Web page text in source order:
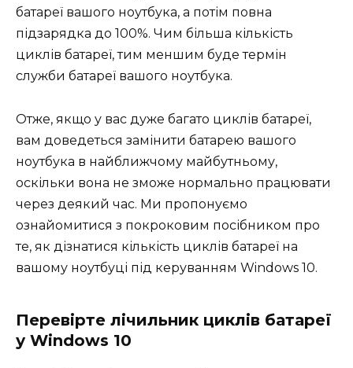
батареї вашого ноутбука, а потім повна
підзарядка до 100%. Чим більша кількість
циклів батареї, тим меншим буде термін
служби батареї вашого ноутбука.
Отже, якщо у вас дуже багато циклів батареї,
вам доведеться замінити батарею вашого
ноутбука в найближчому майбутньому,
оскільки вона не зможе нормально працювати
через деякий час. Ми пропонуємо
ознайомитися з покроковим посібником про
те, як дізнатися кількість циклів батареї на
вашому ноутбуці під керуванням Windows 10.
Перевірте лічильник циклів батареї
у Windows 10